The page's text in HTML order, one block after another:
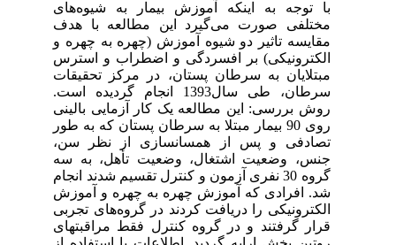
با توجه به اینکه آموزش بیمار به شیوه‌های
مختلفی صورت می‌گیرد این مطالعه با هدف
مقایسه تاثیر دو شیوه آموزش (چهره به چهره و
الکترونیکی) بر افسردگی و اضطراب و استرس
مبتلایان به سرطان پستان، در مرکز تحقیقات
سرطان، طی سال1393 انجام گردیده است.
روش بررسی: این مطالعه یک کار آزمایی بالینی
روی 90 بیمار مبتلا به سرطان پستان که به طور
تصادفی و پس از همسان‏سازی از نظر سن،
جنس، وضعیت اشتغال، وضعیت تأهل، به سه
گروه 30 نفری آزمون و کنترل تقسیم شدند انجام
شد. افرادی که آموزش چهره به چهره و آموزش
الکترونیکی را دریافت کردند در گروه‌های تجربی
قرار گرفتند و در گروه کنترل فقط مراقبت‏های